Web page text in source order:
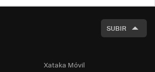
SUBIR
Xataka Móvil